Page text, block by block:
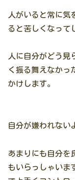
人がいると常に気
ると苦しくなって
人に自分がどう見
く振る舞えなかっ
かけします。
自分が嫌われない
あまりにも自分を
もいらっしゃいま